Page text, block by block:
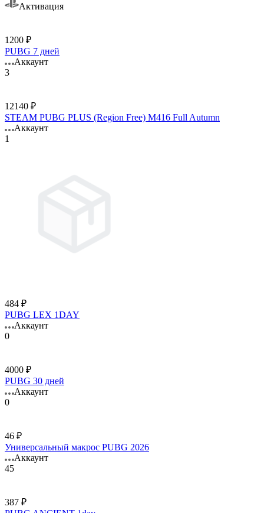
Активация
1200 ₽
PUBG 7 дней
Аккаунт
3
12140 ₽
STEAM PUBG PLUS (Region Free) M416 Full Autumn
Аккаунт
1
484 ₽
PUBG LEX 1DAY
Аккаунт
0
4000 ₽
PUBG 30 дней
Аккаунт
0
46 ₽
Универсальный макрос PUBG 2026
Аккаунт
45
387 ₽